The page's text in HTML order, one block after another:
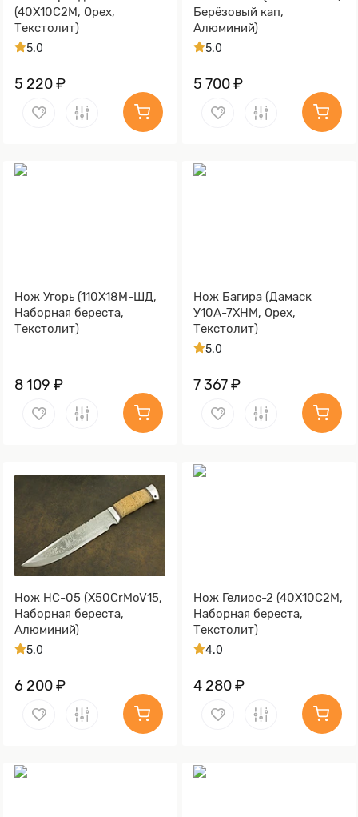
(40Х10С2М, Орех,
Текстолит)
5.0
5 220 ₽
Берёзовый кап,
Алюминий)
5.0
5 700 ₽
Нож Угорь (110Х18М-ШД,
Наборная береста,
Текстолит)
8 109 ₽
Нож Багира (Дамаск
У10А-7ХНМ, Орех,
Текстолит)
5.0
7 367 ₽
Нож НС-05 (X50CrMoV15,
Наборная береста,
Алюминий)
5.0
6 200 ₽
Нож Гелиос-2 (40Х10С2М,
Наборная береста,
Текстолит)
4.0
4 280 ₽